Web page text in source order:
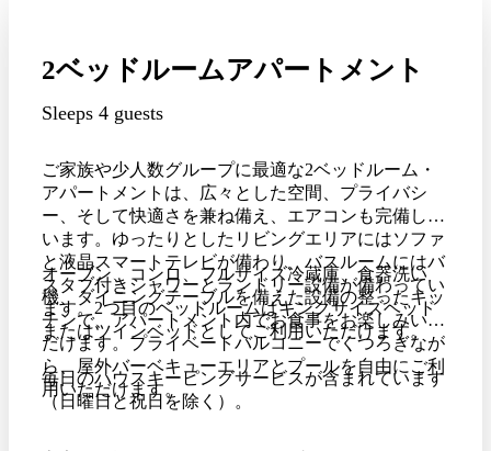
2ベッドルームアパートメント
Sleeps 4 guests
ご家族や少人数グループに最適な2ベッドルーム・
アパートメントは、広々とした空間、プライバシ
ー、そして快適さを兼ね備え、エアコンも完備して
います。ゆったりとしたリビングエリアにはソファ
と液晶スマートテレビが備わり、バスルームにはバ
スタブ付きシャワーとランドリー設備が備わってい
ます。2つ目のベッドルームはキングサイズベッド
またはツインベッドとしてご利用いただけます。
オーブン、コンロ、フルサイズ冷蔵庫、食器洗い
機、ダイニングテーブルを備えた設備の整ったキッ
チンで、アパートメント内でお食事をお楽しみいた
だけます。プライベートバルコニーでくつろぎなが
ら、屋外バーベキューエリアとプールを自由にご利
用いただけます。
毎日のハウスキーピングサービスが含まれています
（日曜日と祝日を除く）。